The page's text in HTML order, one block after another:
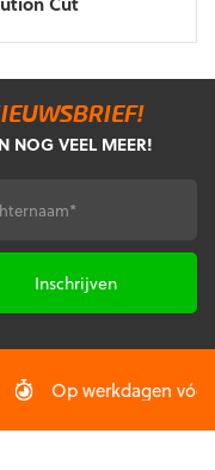
NOG VEEL MEER!
*
Op werkdagen